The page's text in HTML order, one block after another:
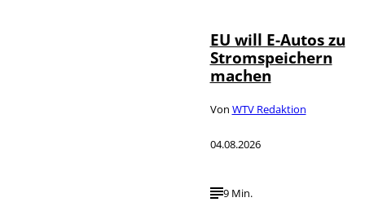
EU will E-Autos zu
Stromspeichern
machen
Von WTV Redaktion
04.08.2026
9 Min.